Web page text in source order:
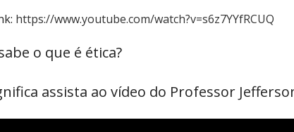
https://www.youtube.com/watch?v=s6z7YYfRCUQ
o que é ética?
assista ao vídeo do Professor